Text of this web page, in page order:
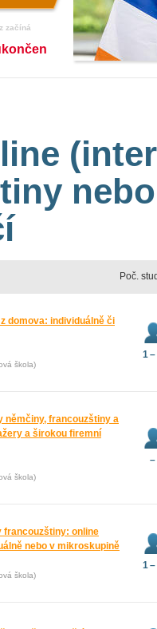
začíná
Poč.
domova: individuálně či
škola)
1
němčiny, francouzštiny a
a širokou firemní
škola)
–
francouzštiny: online
nebo v mikroskupině
škola)
1